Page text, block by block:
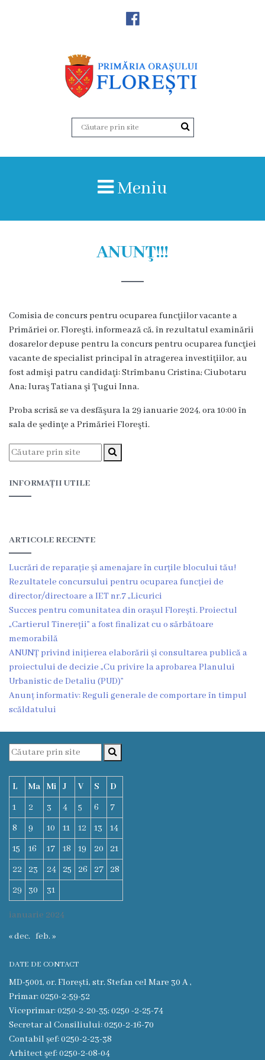
Primăria
Structura,
Organigrama
limită
ale
Primăriei
Dispoziţiile
primarului
primarului
Proiecte
Proiecte
în
derulare
Proiecte
prioritare
spre
finanțare
Proiecte
finalizate
Instituții
subordonate
Funcţii
vacante
Consiliul
Secretar
Consiliului
Ședințele
Consiliului
online
Meniu
ANUNŢ!!!
Comisia de concurs pentru ocuparea funcţiilor vacante a
Primăriei or. Floreşti, informează că, în rezultatul examinării
dosarelor depuse pentru la concurs pentru ocuparea funcţiei
vacante de specialist principal în atragerea investiţiilor, au
fost admişi patru candidaţi: Strîmbanu Cristina; Ciubotaru
Ana; Iuraş Tatiana şi Ţugui Inna.
Proba scrisă se va desfăşura la 29 ianuarie 2024, ora 10:00 în
sala de şedinţe a Primăriei Floreşti.
INFORMAȚII UTILE
ARTICOLE RECENTE
Lucrări de reparație și amenajare în curțile blocului tău!
Rezultatele concursului pentru ocuparea funcției de
director/directoare a IET nr.7 „Licurici
Succes pentru comunitatea din orașul Florești. Proiectul
„Cartierul Tinereții” a fost finalizat cu o sărbătoare
memorabilă
ANUNȚ privind inițierea elaborării și consultarea publică a
proiectului de decizie „Cu privire la aprobarea Planului
Urbanistic de Detaliu (PUD)”
Anunț informativ: Reguli generale de comportare în timpul
scăldatului
ianuarie 2024
L Ma Mi J V S
D
1
2 3 4 5 6
7
8
9 10 11 12 13
14
15
16 17 18 19 20
21
22
23 24 25 26 27
28
29
30 31
« dec. feb. »
DATE DE CONTACT
MD-5001, or. Florești, str. Stefan cel Mare 30 A ,
Primar: 0250-2-59-52
Viceprimar: 0250-2-20-35; 0250 -2-25-74
Secretar al Consiliului: 0250-2-16-70
Contabil șef: 0250-2-23-38
Arhitect şef: 0250-2-08-04